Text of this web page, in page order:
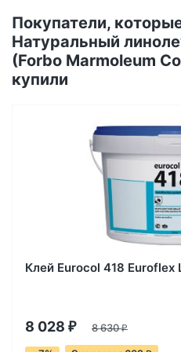
Покупатели,
Натуральный
(Forbo Marmoleum
купили
Клей Eurocol 418 Euroflex
8 028 ₽ 8 630₽